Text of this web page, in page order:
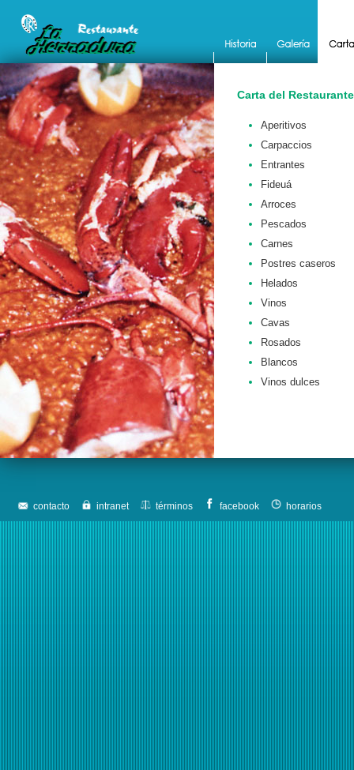
Carta del Restaurante
Aperitivos
Carpaccios
Entrantes
Fideuá
Arroces
Pescados
Carnes
Postres caseros
Helados
Vinos
Cavas
Rosados
Blancos
Vinos dulces
contacto intranet términos facebook horarios